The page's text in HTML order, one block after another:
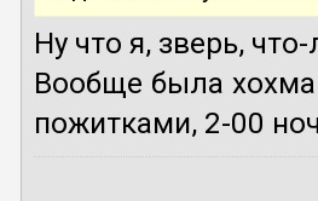
Ну что я, зверь,
Вообще была
пожитками, 2-00